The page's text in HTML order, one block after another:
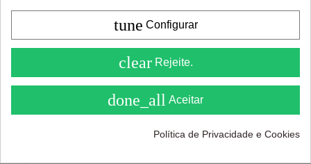
Ratings and comments from our customers
tune Configurar
clear Rejeite.
done_all Aceitar
Política de Privacidade e Cookies